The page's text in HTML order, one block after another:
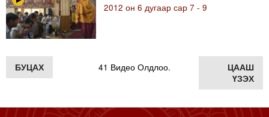
2012 он 6 дугаар сар 7 - 9
БУЦАХ 41 Видео Олдлоо.
ЦААШ
ҮЗЭХ